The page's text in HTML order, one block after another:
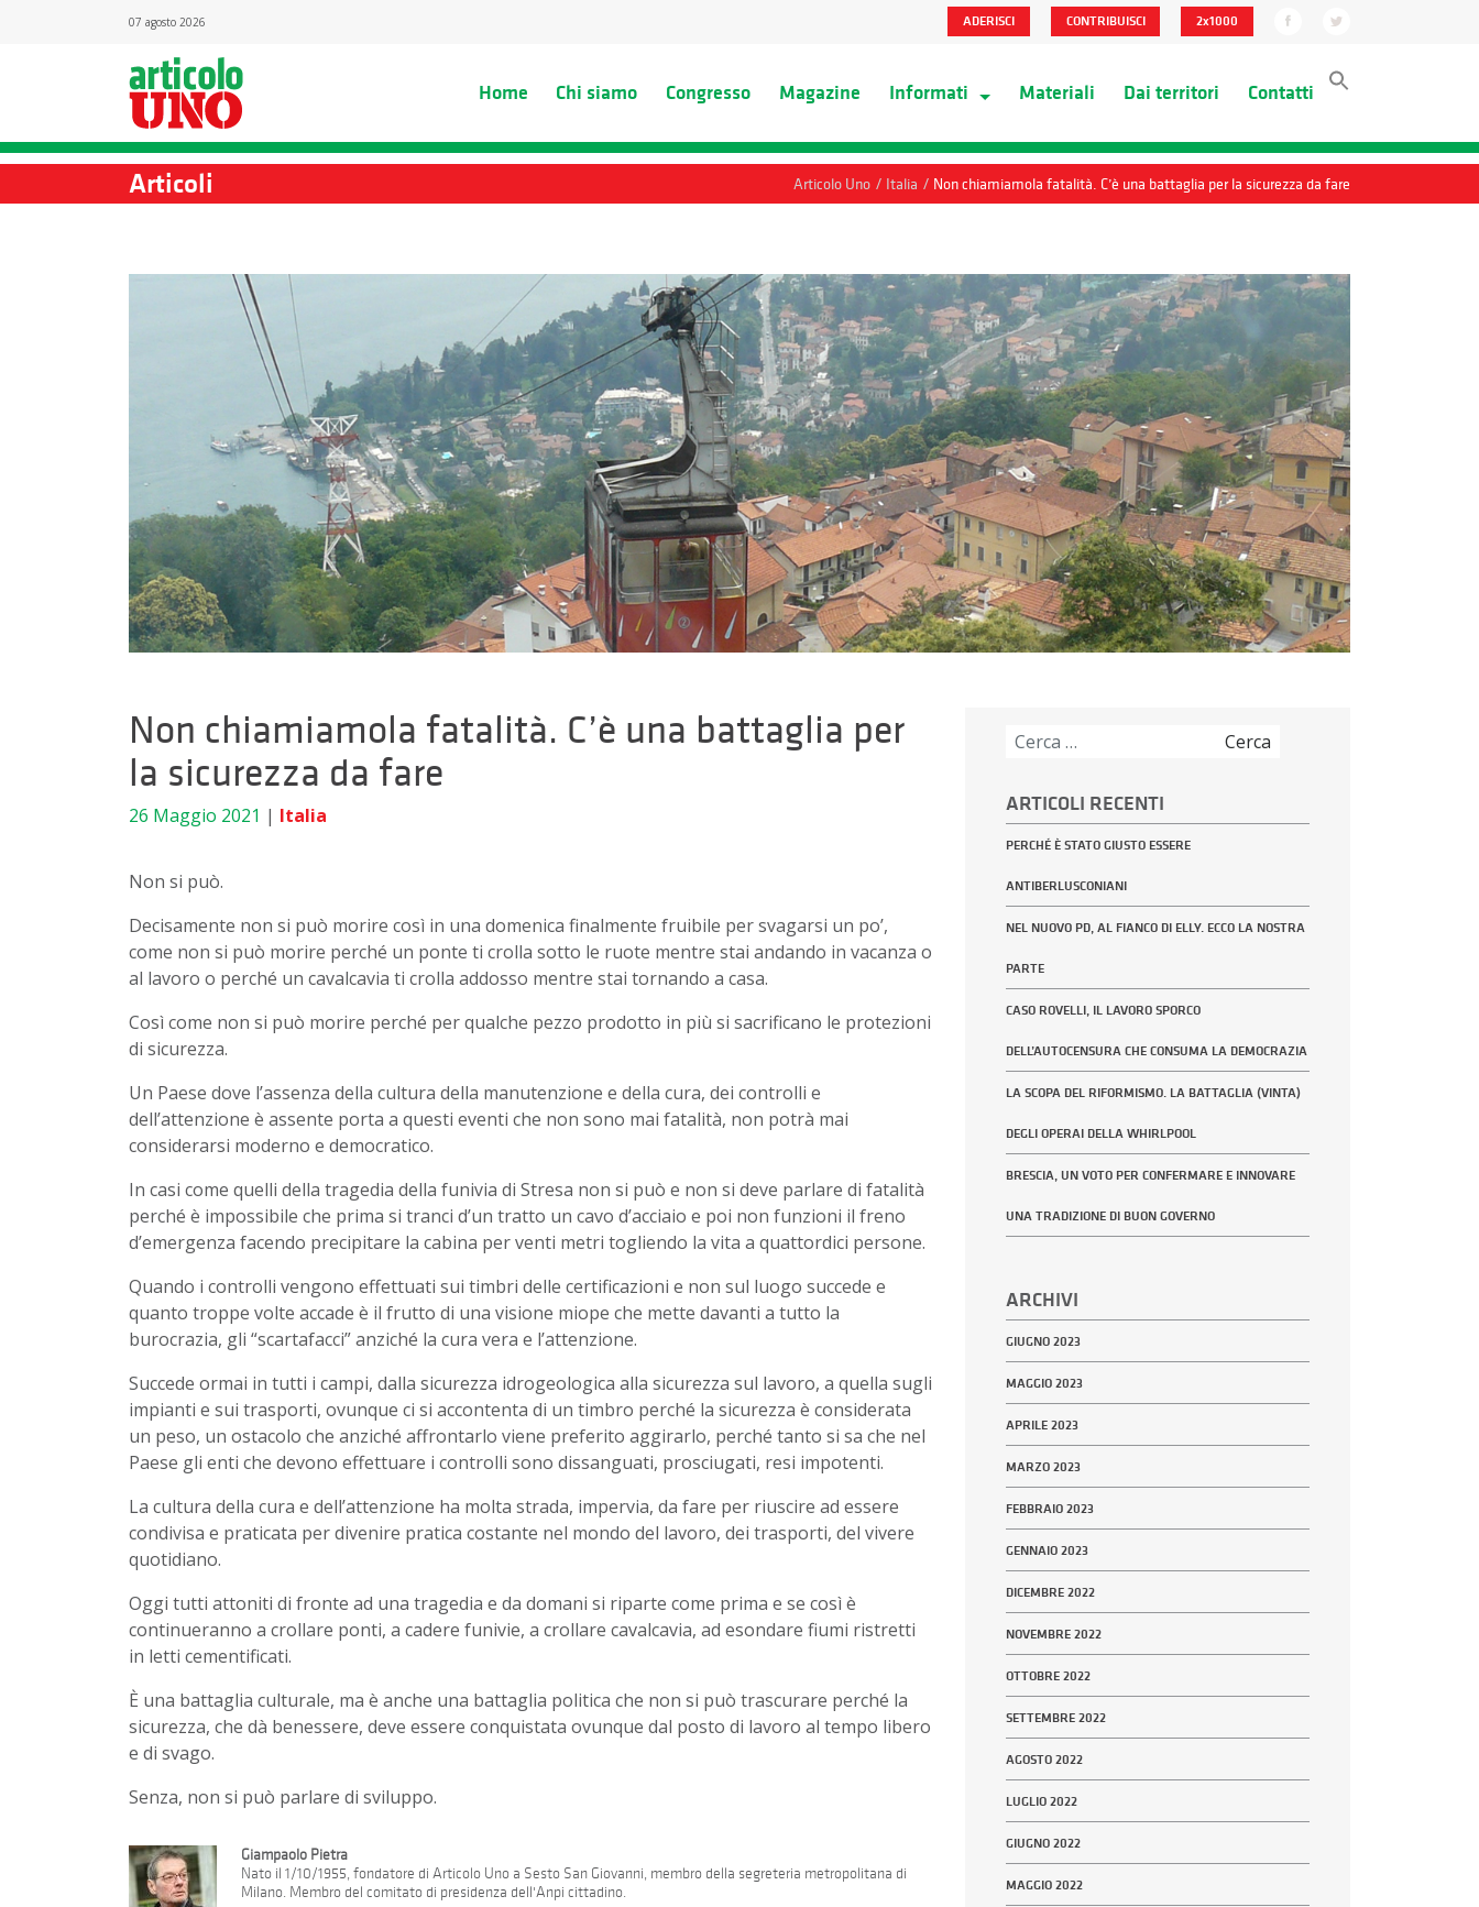
07 agosto 2026 ADERISCI CONTRIBUISCI 2x1000
Home Chi siamo Congresso Magazine Informati Materiali Dai territori Contatti
Articoli Articolo Uno / Italia / Non chiamiamola fatalità. C’è una battaglia per la sicurezza da fare
Non chiamiamola fatalità. C’è una battaglia per
la sicurezza da fare
26 Maggio 2021 | Italia
Non si può.
Decisamente non si può morire così in una domenica finalmente fruibile per svagarsi un po’,
come non si può morire perché un ponte ti crolla sotto le ruote mentre stai andando in vacanza o
al lavoro o perché un cavalcavia ti crolla addosso mentre stai tornando a casa.
Così come non si può morire perché per qualche pezzo prodotto in più si sacrificano le protezioni
di sicurezza.
Un Paese dove l’assenza della cultura della manutenzione e della cura, dei controlli e
dell’attenzione è assente porta a questi eventi che non sono mai fatalità, non potrà mai
considerarsi moderno e democratico.
In casi come quelli della tragedia della funivia di Stresa non si può e non si deve parlare di fatalità
perché è impossibile che prima si tranci d’un tratto un cavo d’acciaio e poi non funzioni il freno
d’emergenza facendo precipitare la cabina per venti metri togliendo la vita a quattordici persone.
Quando i controlli vengono effettuati sui timbri delle certificazioni e non sul luogo succede e
quanto troppe volte accade è il frutto di una visione miope che mette davanti a tutto la
burocrazia, gli “scartafacci” anziché la cura vera e l’attenzione.
Succede ormai in tutti i campi, dalla sicurezza idrogeologica alla sicurezza sul lavoro, a quella sugli
impianti e sui trasporti, ovunque ci si accontenta di un timbro perché la sicurezza è considerata
un peso, un ostacolo che anziché affrontarlo viene preferito aggirarlo, perché tanto si sa che nel
Paese gli enti che devono effettuare i controlli sono dissanguati, prosciugati, resi impotenti.
La cultura della cura e dell’attenzione ha molta strada, impervia, da fare per riuscire ad essere
condivisa e praticata per divenire pratica costante nel mondo del lavoro, dei trasporti, del vivere
quotidiano.
Oggi tutti attoniti di fronte ad una tragedia e da domani si riparte come prima e se così è
continueranno a crollare ponti, a cadere funivie, a crollare cavalcavia, ad esondare fiumi ristretti
in letti cementificati.
È una battaglia culturale, ma è anche una battaglia politica che non si può trascurare perché la
sicurezza, che dà benessere, deve essere conquistata ovunque dal posto di lavoro al tempo libero
e di svago.
Senza, non si può parlare di sviluppo.
Giampaolo Pietra
Nato il 1/10/1955, fondatore di Articolo Uno a Sesto San Giovanni, membro della segreteria metropolitana di
Milano. Membro del comitato di presidenza dell'Anpi cittadino.
ARTICOLI RECENTI
PERCHÉ È STATO GIUSTO ESSERE
ANTIBERLUSCONIANI
NEL NUOVO PD, AL FIANCO DI ELLY. ECCO LA NOSTRA
PARTE
CASO ROVELLI, IL LAVORO SPORCO
DELL’AUTOCENSURA CHE CONSUMA LA DEMOCRAZIA
LA SCOPA DEL RIFORMISMO. LA BATTAGLIA (VINTA)
DEGLI OPERAI DELLA WHIRLPOOL
BRESCIA, UN VOTO PER CONFERMARE E INNOVARE
UNA TRADIZIONE DI BUON GOVERNO
ARCHIVI
GIUGNO 2023
MAGGIO 2023
APRILE 2023
MARZO 2023
FEBBRAIO 2023
GENNAIO 2023
DICEMBRE 2022
NOVEMBRE 2022
OTTOBRE 2022
SETTEMBRE 2022
AGOSTO 2022
LUGLIO 2022
GIUGNO 2022
MAGGIO 2022